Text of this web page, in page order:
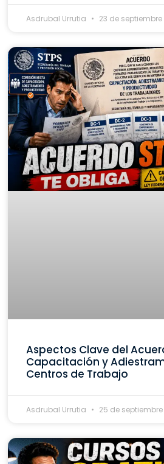
Asdrubal Urrutia 23 de
Aspectos Clave del
Capacitación y
Centros de Trabajo
Asdrubal Urrutia 25 de